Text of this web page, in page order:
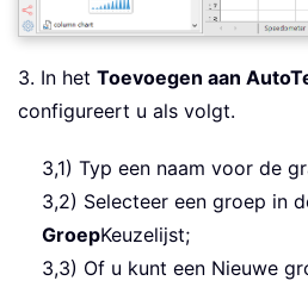
3. In het Toevoegen aan
configureert u als volgt.
3,1) Typ een naam voor de
3,2) Selecteer een groep in
GroepKeuzelijst;
3,3) Of u kunt een Nieuwe